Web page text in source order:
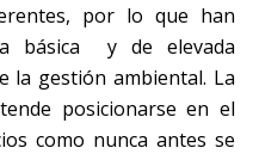
por lo que han
básica y de elevada
la gestión ambiental. La
posicionarse en el
como nunca antes se